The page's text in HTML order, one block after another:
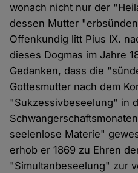
wonach nicht nur der
dessen Mutter
Offenkundig litt Pius IX.
dieses Dogmas im Jahre
Gedanken, dass die
Gottesmutter nach dem
"Sukzessivbeseelung" in
seelenlose Materie"
erhob er 1869 zu Ehren
"Simultanbeseelung" zur